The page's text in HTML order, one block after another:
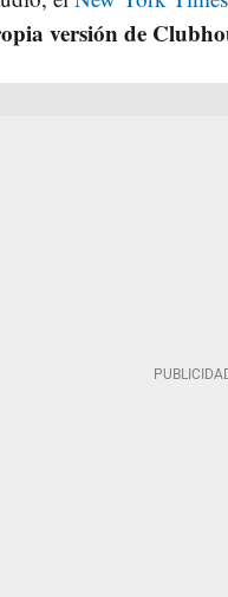
versión de